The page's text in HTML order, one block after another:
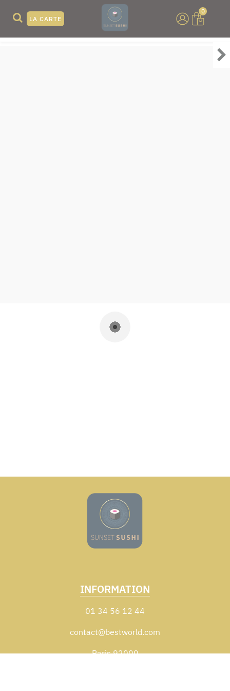
LA CARTE
0
INFORMATION
01 34 56 12 44
contact@bestworld.com
Paris 92000